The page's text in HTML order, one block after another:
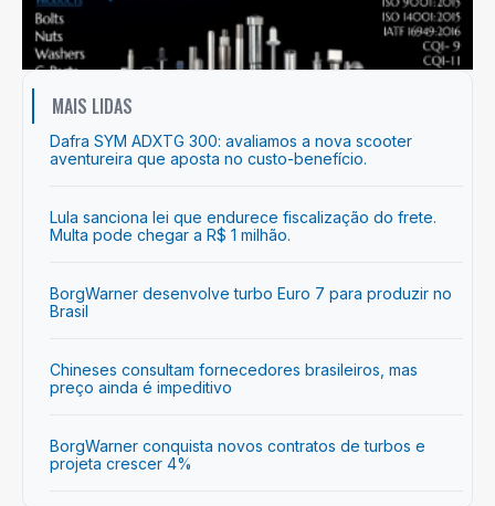
MAIS LIDAS
Dafra SYM ADXTG 300: avaliamos a nova scooter
aventureira que aposta no custo-benefício.
Lula sanciona lei que endurece fiscalização do frete.
Multa pode chegar a R$ 1 milhão.
BorgWarner desenvolve turbo Euro 7 para produzir no
Brasil
Chineses consultam fornecedores brasileiros, mas
preço ainda é impeditivo
BorgWarner conquista novos contratos de turbos e
projeta crescer 4%